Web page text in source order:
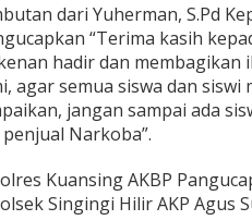
N
a
k
o
b
a
a
n
P
dari Yuherman, S.Pd
“Terima kasih
hadir dan membagikan
agar semua siswa dan
jangan sampai ada
Narkoba”.
Kuansing AKBP
Singingi Hilir AKP Agus